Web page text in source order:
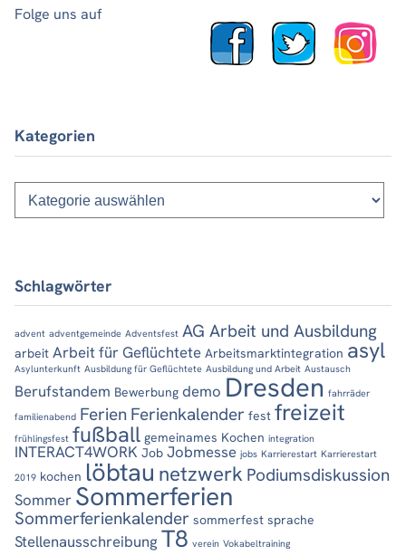
Folge uns auf
Kategorien
Kategorien
Schlagwörter
advent adventgemeinde Adventsfest AG Arbeit und Ausbildung
arbeit Arbeit für Geflüchtete Arbeitsmarktintegration asyl
Asylunterkunft Ausbildung für Geflüchtete Ausbildung und Arbeit Austausch
Berufstandem Bewerbung demo Dresden fahrräder
familienabend Ferien Ferienkalender fest freizeit
frühlingsfest fußball gemeinames Kochen integration
INTERACT4WORK Job Jobmesse jobs Karrierestart Karrierestart
2019 kochen löbtau netzwerk Podiumsdiskussion
Sommer Sommerferien
Sommerferienkalender sommerfest sprache
Stellenausschreibung T8 verein Vokabeltraining